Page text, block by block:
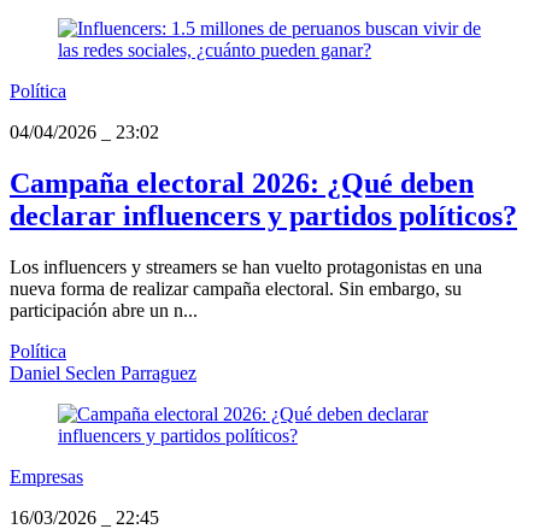
Política
04/04/2026
23:02
Campaña electoral 2026: ¿Qué deben
declarar influencers y partidos políticos?
Los influencers y streamers se han vuelto protagonistas en una
nueva forma de realizar campaña electoral. Sin embargo, su
participación abre un n...
Política
Daniel Seclen Parraguez
Empresas
16/03/2026
22:45